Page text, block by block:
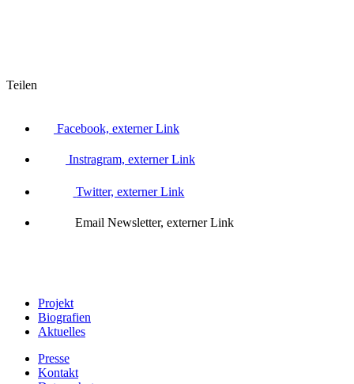
Teilen
Facebook, externer Link
Instragram, externer Link
Twitter, externer Link
Email Newsletter, externer Link
Projekt
Biografien
Aktuelles
Presse
Kontakt